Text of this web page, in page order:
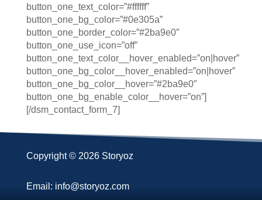
button_one_text_color=”#ffffff”
button_one_bg_color=”#0e305a”
button_one_border_color=”#2ba9e0″
button_one_use_icon=”off”
button_one_text_color__hover_enabled=”on|hover”
button_one_bg_color__hover_enabled=”on|hover”
button_one_bg_color__hover=”#2ba9e0″
button_one_bg_enable_color__hover=”on”]
[/dsm_contact_form_7]
Copyright © 2026 Storyoz
Email: info@storyoz.com